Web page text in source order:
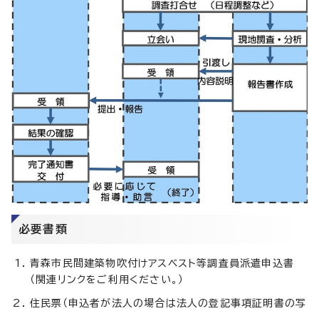
必要書類
青森市民間建築物吹付けアスベスト等調査員派遣申込書
（関連リンクをご利用ください。）
住民票（申込者が法人の場合は法人の登記事項証明書の写